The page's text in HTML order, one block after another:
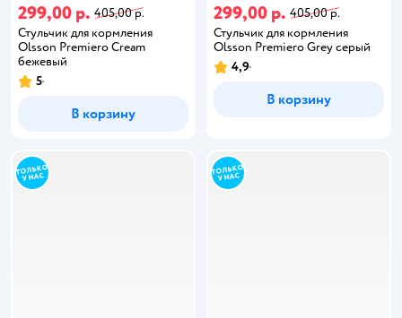
299,00 р. 405,00 р.
Стульчик для кормления
Olsson Premiero Cream
бежевый
5
В корзину
299,00 р. 405,00 р.
Стульчик для кормления
Olsson Premiero Grey серый
4,9
В корзину